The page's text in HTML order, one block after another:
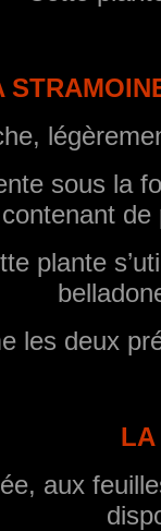
sous la
contenant de
plante
les deux
LA
aux